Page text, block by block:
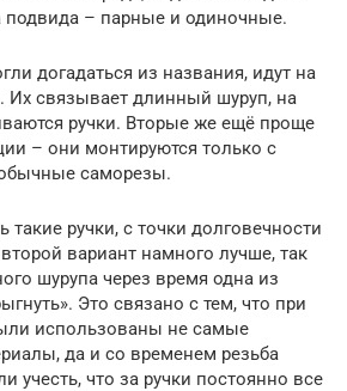
подвида – парные и одиночные.
догадаться из названия, идут на
Их связывает длинный шуруп, на
ручки. Вторые же ещё проще
– они монтируются только с
саморезы.
такие ручки, с точки долговечности
вариант намного лучше, так
шурупа через время одна из
Это связано с тем, что при
использованы не самые
да и со временем резьба
учесть, что за ручки постоянно все